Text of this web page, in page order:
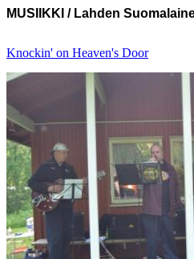
MUSIIKKI / Lahden
Knockin' on Heaven's Door